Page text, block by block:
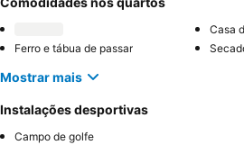
Casa
Ferro e tábua de passar
Mostrar mais
Instalações desportivas
Campo de golfe